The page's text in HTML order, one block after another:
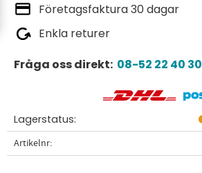
Företagsfaktura 30 dagar
Enkla returer
Fråga oss direkt: 08-52 22 40 30
Lagerstatus
Artikelnr